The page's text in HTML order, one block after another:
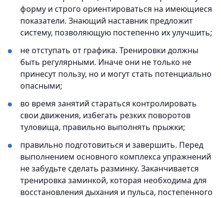
форму и строго ориентироваться на имеющиеся
показатели. Знающий наставник предложит
систему, позволяющую постепенно их улучшить;
не отступать от графика. Тренировки должны
быть регулярными. Иначе они не только не
принесут пользу, но и могут стать потенциально
опасными;
во время занятий стараться контролировать
свои движения, избегать резких поворотов
туловища, правильно выполнять прыжки;
правильно подготовиться и завершить. Перед
выполнением основного комплекса упражнений
не забудьте сделать разминку. Заканчивается
тренировка заминкой, которая необходима для
восстановления дыхания и пульса, постепенного